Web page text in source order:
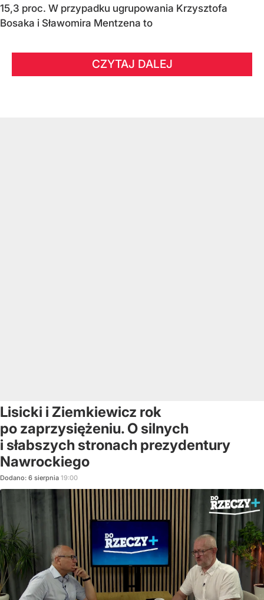
15,3 proc. W przypadku ugrupowania Krzysztofa
Bosaka i Sławomira Mentzena to
CZYTAJ DALEJ
Lisicki i Ziemkiewicz rok
po zaprzysiężeniu. O silnych
i słabszych stronach prezydentury
Nawrockiego
Dodano: 6 sierpnia 19:00